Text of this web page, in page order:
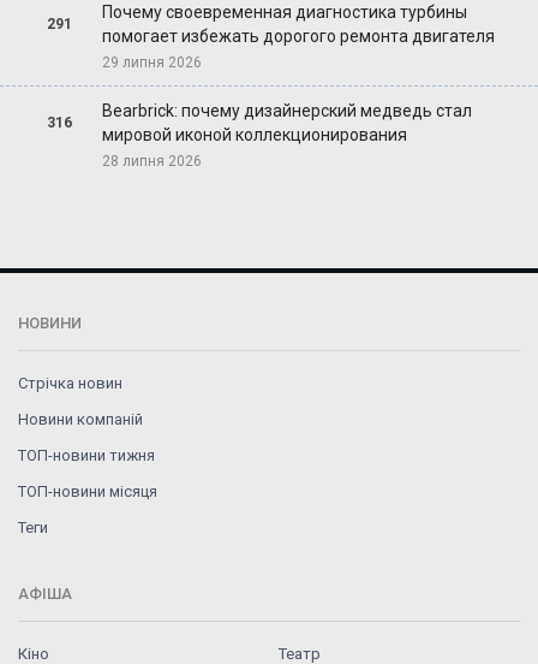
291
Почему своевременная диагностика турбины
помогает избежать дорогого ремонта двигателя
29 липня 2026
316
Bearbrick: почему дизайнерский медведь стал
мировой иконой коллекционирования
28 липня 2026
НОВИНИ
Стрічка новин
Новини компаній
ТОП-новини тижня
ТОП-новини місяця
Теги
АФІША
Кіно
Театр